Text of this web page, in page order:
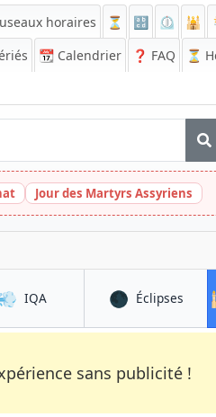
horaires ⏳ 🔡 ⏲️ 🕌
📆 Calendrier ❓ FAQ
⏳
Jour des Martyrs Assyriens
IQAà Andkhōy 🌑 Éclipsesà
sans publicité !